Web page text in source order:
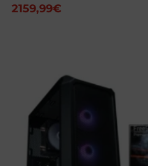
2159,99€